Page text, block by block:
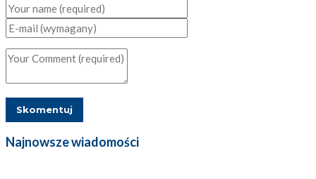
Najnowsze wiadomości